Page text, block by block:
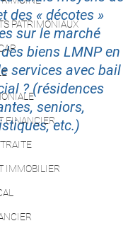
PATRIMONIAUX
FINANCIER
IMMOBILIER
des « décotes »
sur le marché
biens LMNP en
services avec bail
? (résidences
seniors,
etc.)